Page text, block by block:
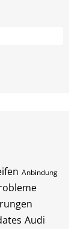
Anbindung
Audi